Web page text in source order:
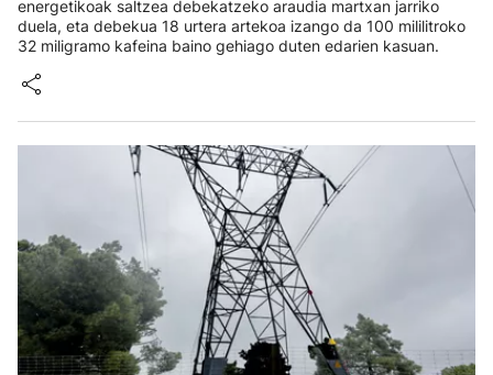
energetikoak saltzea debekatzeko araudia martxan jarriko
duela, eta debekua 18 urtera artekoa izango da 100 mililitroko
32 miligramo kafeina baino gehiago duten edarien kasuan.